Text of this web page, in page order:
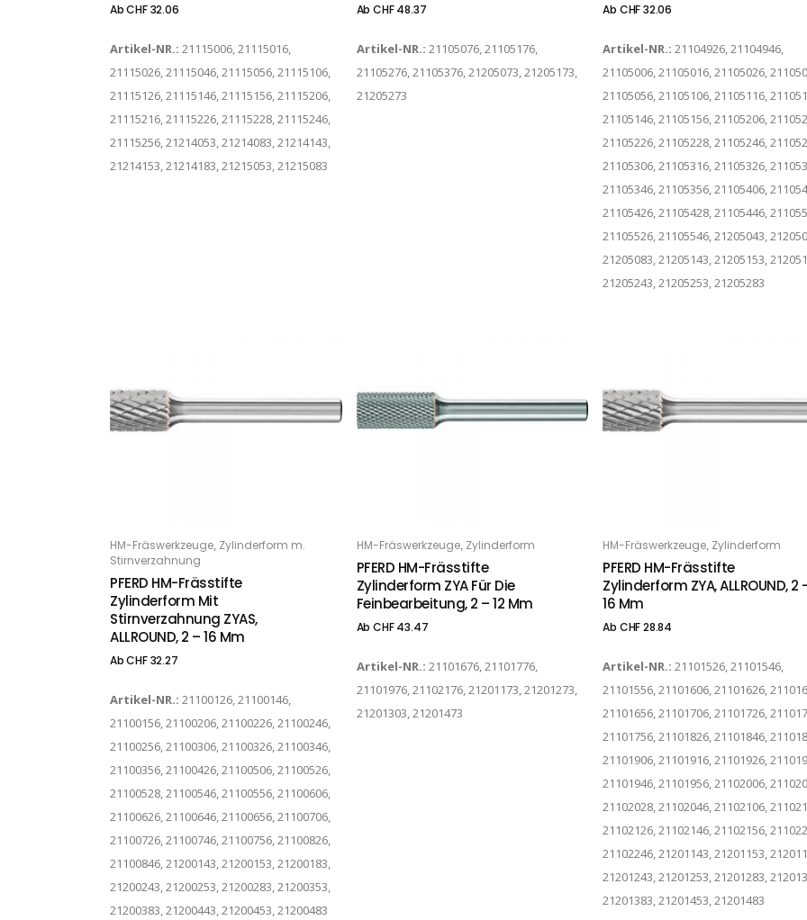
AbCHF32.06
Artikel-NR.: 21115006, 21115016,
21115026, 21115046, 21115056, 21115106,
21115126, 21115146, 21115156, 21115206,
21115216, 21115226, 21115228, 21115246,
21115256, 21214053, 21214083, 21214143,
21214153, 21214183, 21215053, 21215083
AbCHF48.37
Artikel-NR.: 21105076, 21105176,
21105276, 21105376, 21205073, 21205173,
21205273
Ab CHF32.06
Artikel-NR.:21104926, 21104946,
21105006, 21105016, 21105026,
21105056, 21105106, 21105116,
21105146, 21105156, 21105206,
21105226, 21105228, 21105246,
21105306, 21105316, 21105326,
21105346, 21105356, 21105406,
21105426, 21105428, 21105446,
21105526, 21105546, 21205043,
21205083, 21205143, 21205153,
21205243, 21205253, 21205283
OPTIONS
HM-Fräswerkzeuge, Zylinderform m.
Stirnverzahnung
PFERD HM-Frässtifte
Zylinderform Mit
Stirnverzahnung ZYAS,
ALLROUND, 2 – 16 Mm
AbCHF32.27
Artikel-NR.: 21100126, 21100146,
21100156, 21100206, 21100226, 21100246,
21100256, 21100306, 21100326, 21100346,
21100356, 21100426, 21100506, 21100526,
21100528, 21100546, 21100556, 21100606,
21100626, 21100646, 21100656, 21100706,
21100726, 21100746, 21100756, 21100826,
21100846, 21200143, 21200153, 21200183,
21200243, 21200253, 21200283, 21200353,
21200383, 21200443, 21200453, 21200483
OPTIONS
HM-Fräswerkzeuge, Zylinderform
PFERD HM-Frässtifte
Zylinderform ZYA Für Die
Feinbearbeitung, 2 – 12 Mm
AbCHF43.47
Artikel-NR.: 21101676, 21101776,
21101976, 21102176, 21201173, 21201273,
21201303, 21201473
OPTIONS
HM-Fräswerkzeuge, Zylinderform
PFERD HM-Frässtifte
Zylinderform ZYA, ALLROUND, 2
16 Mm
Ab CHF28.84
Artikel-NR.:21101526, 21101546,
21101556, 21101606, 21101626,
21101656, 21101706, 21101726,
21101756, 21101826, 21101846,
21101906, 21101916, 21101926,
21101946, 21101956, 21102006,
21102028, 21102046, 21102106,
21102126, 21102146, 21102156,
21102246, 21201143, 21201153,
21201243, 21201253, 21201283,
21201383, 21201453, 21201483